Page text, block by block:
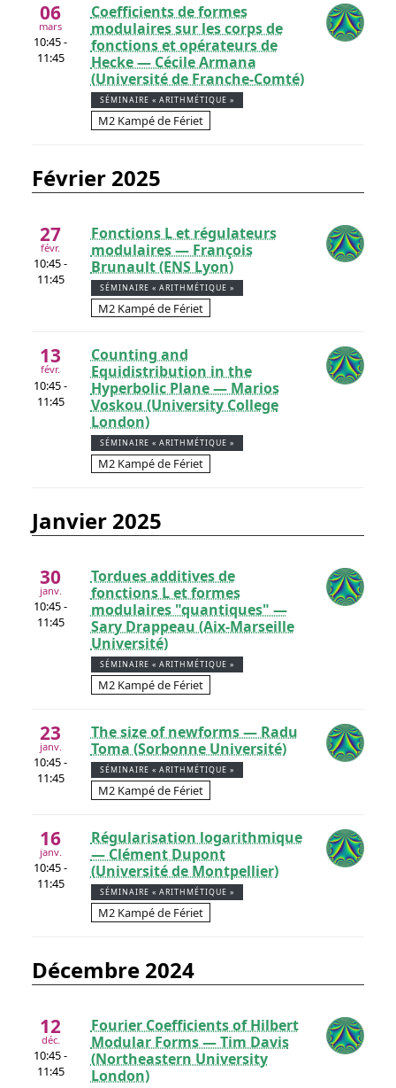
06
mars
10:45 -
11:45
Coefficients de formes
modulaires sur les corps de
fonctions et opérateurs de
Hecke — Cécile Armana
(Université de Franche-Comté)
SÉMINAIRE « ARITHMÉTIQUE »
M2 Kampé de Fériet
février 2025
27
févr.
10:45 -
11:45
Fonctions L et régulateurs
modulaires — François
Brunault (ENS Lyon)
SÉMINAIRE « ARITHMÉTIQUE »
M2 Kampé de Fériet
13
févr.
10:45 -
11:45
Counting and
Equidistribution in the
Hyperbolic Plane — Marios
Voskou (University College
London)
SÉMINAIRE « ARITHMÉTIQUE »
M2 Kampé de Fériet
janvier 2025
30
janv.
10:45 -
11:45
Tordues additives de
fonctions L et formes
modulaires "quantiques" —
Sary Drappeau (Aix-Marseille
Université)
SÉMINAIRE « ARITHMÉTIQUE »
M2 Kampé de Fériet
23
janv.
10:45 -
11:45
The size of newforms — Radu
Toma (Sorbonne Université)
SÉMINAIRE « ARITHMÉTIQUE »
M2 Kampé de Fériet
16
janv.
10:45 -
11:45
Régularisation logarithmique
— Clément Dupont
(Université de Montpellier)
SÉMINAIRE « ARITHMÉTIQUE »
M2 Kampé de Fériet
décembre 2024
12
déc.
10:45 -
11:45
Fourier Coefficients of Hilbert
Modular Forms — Tim Davis
(Northeastern University
London)